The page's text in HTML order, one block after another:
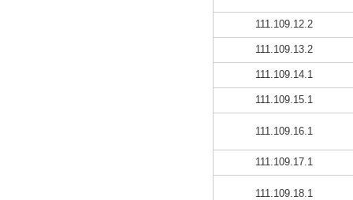
111.109.12.2
111.109.13.2
111.109.14.1
111.109.15.1
111.109.16.1
111.109.17.1
111.109.18.1